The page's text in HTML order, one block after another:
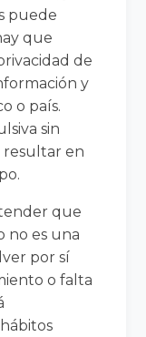
puede
que
de
y
o país.
sin
resultar en
que
no es una
por sí
o falta